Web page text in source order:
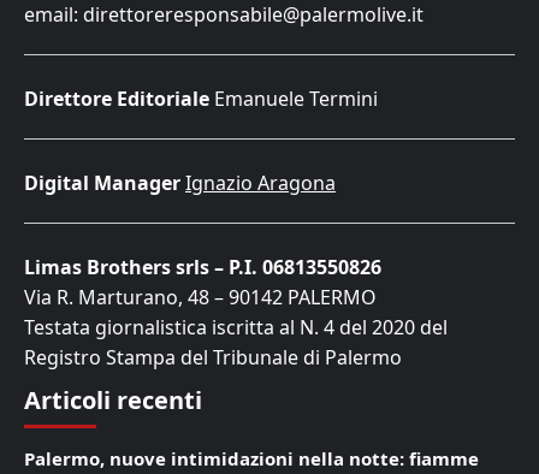
email: direttoreresponsabile@palermolive.it
Direttore Editoriale Emanuele Termini
Digital ManagerIgnazio Aragona
Limas Brothers srls – P.I. 06813550826
Via R. Marturano, 48 – 90142 PALERMO
Testata giornalistica iscritta al N. 4 del 2020 del
Registro Stampa del Tribunale di Palermo
Articoli recenti
Palermo, nuove intimidazioni nella notte: fiamme